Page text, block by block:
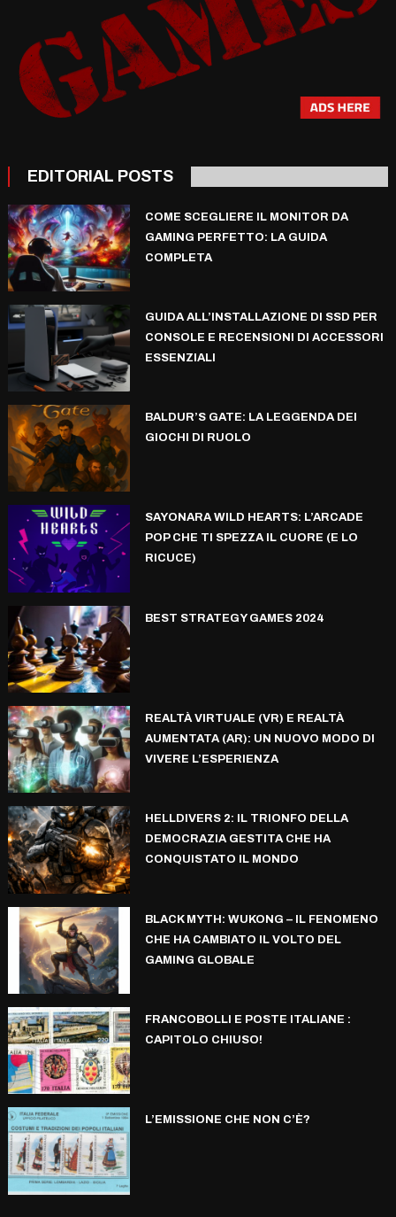
EDITORIAL POSTS
COME SCEGLIERE IL MONITOR DA
GAMING PERFETTO: LA GUIDA
COMPLETA
GUIDA ALL’INSTALLAZIONE DI SSD PER
CONSOLE E RECENSIONI DI ACCESSORI
ESSENZIALI
BALDUR’S GATE: LA LEGGENDA DEI
GIOCHI DI RUOLO
SAYONARA WILD HEARTS: L’ARCADE
POP CHE TI SPEZZA IL CUORE (E LO
RICUCE)
BEST STRATEGY GAMES 2024
REALTÀ VIRTUALE (VR) E REALTÀ
AUMENTATA (AR): UN NUOVO MODO DI
VIVERE L’ESPERIENZA
HELLDIVERS 2: IL TRIONFO DELLA
DEMOCRAZIA GESTITA CHE HA
CONQUISTATO IL MONDO
BLACK MYTH: WUKONG – IL FENOMENO
CHE HA CAMBIATO IL VOLTO DEL
GAMING GLOBALE
FRANCOBOLLI E POSTE ITALIANE :
CAPITOLO CHIUSO!
L’EMISSIONE CHE NON C’È?